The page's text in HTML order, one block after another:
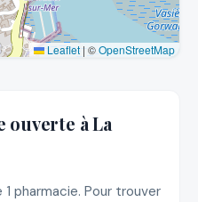
Leaflet | ©OpenStreetMap
ouverte à La
pharmacie. Pour trouver